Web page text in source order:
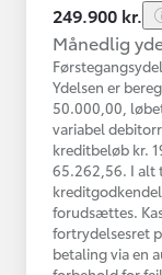
249.900 kr.
Månedlig
Ydelsen er
50.000,00,
variabel
kreditbeløb kr.
65.262,56. I alt
forudsættes.
fortrydelsesret
betaling via en